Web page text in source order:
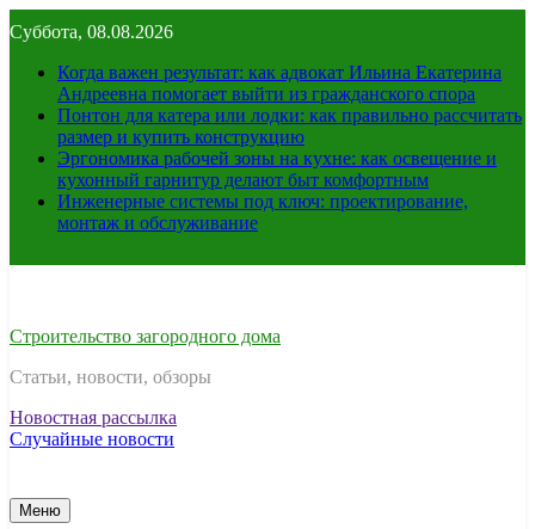
к
содержимому
Суббота, 08.08.2026
Когда важен результат: как адвокат Ильина Екатерина
Андреевна помогает выйти из гражданского спора
Понтон для катера или лодки: как правильно рассчитать
размер и купить конструкцию
Эргономика рабочей зоны на кухне: как освещение и
кухонный гарнитур делают быт комфортным
Инженерные системы под ключ: проектирование,
монтаж и обслуживание
Строительство загородного дома
Статьи, новости, обзоры
Новостная рассылка
Случайные новости
Меню